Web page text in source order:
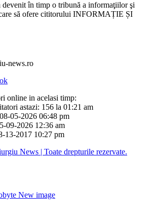
devenit în timp o tribună a informaţiilor şi
să ofere cititorului INFORMAȚIE ȘI
news.ro
online in acelasi timp:
astazi: 156 la 01:21 am
05-2026 06:48 pm
09-2026 12:36 am
13-2017 10:27 pm
News | Toate drepturile rezervate.